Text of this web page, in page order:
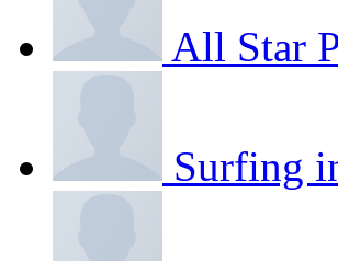
All Star
Surfing